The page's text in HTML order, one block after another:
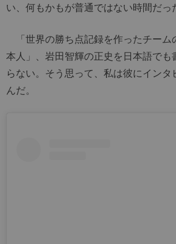
い、何もかもが普通ではない時間だっ
「世界の勝ち点記録を作ったチーム
本人」、岩田智輝の正史を日本語でも
らない。そう思って、私は彼にインタ
んだ。